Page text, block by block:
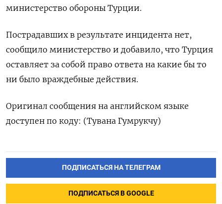
министерство обороны ​Турции.
Пострадавших ​в ‌результате инцидента нет, ​
сообщило министерство и добавило, что Турция
оставляет за собой право ответа на какие ​бы ⁠то
ни было враждебные ‌действия.
Оригинал сообщения ‌на английском языке ​
доступен по ‌коду: (Тувана Гумрукчу)
ПОДПИСАТЬСЯ НА ТЕЛЕГРАМ
ПОДПИСАТЬСЯ В GOOGLE